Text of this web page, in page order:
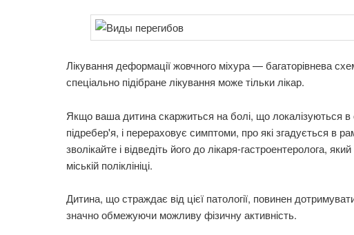
Лікування деформації жовчного міхура — багаторівнева
спеціально підібране лікування може тільки лікар.
Якщо ваша дитина скаржиться на болі, що локалізуються в
підребер'я, і перераховує симптоми, про які згадується в
зволікайте і відведіть його до лікаря-гастроентеролога,
міській поліклініці.
Дитина, що страждає від цієї патології, повинен
значно обмежуючи можливу фізичну активність.